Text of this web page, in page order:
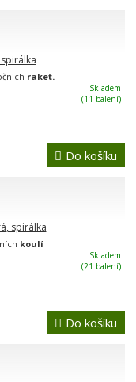
raket.
Skladem
(11 balení)
Do košíku
koulí
Skladem
(21 balení)
Do košíku